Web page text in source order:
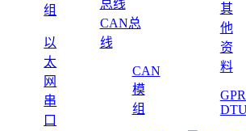
组
以
太
网
串
口
CAN总
线
CAN
模
组
其
他
资
料